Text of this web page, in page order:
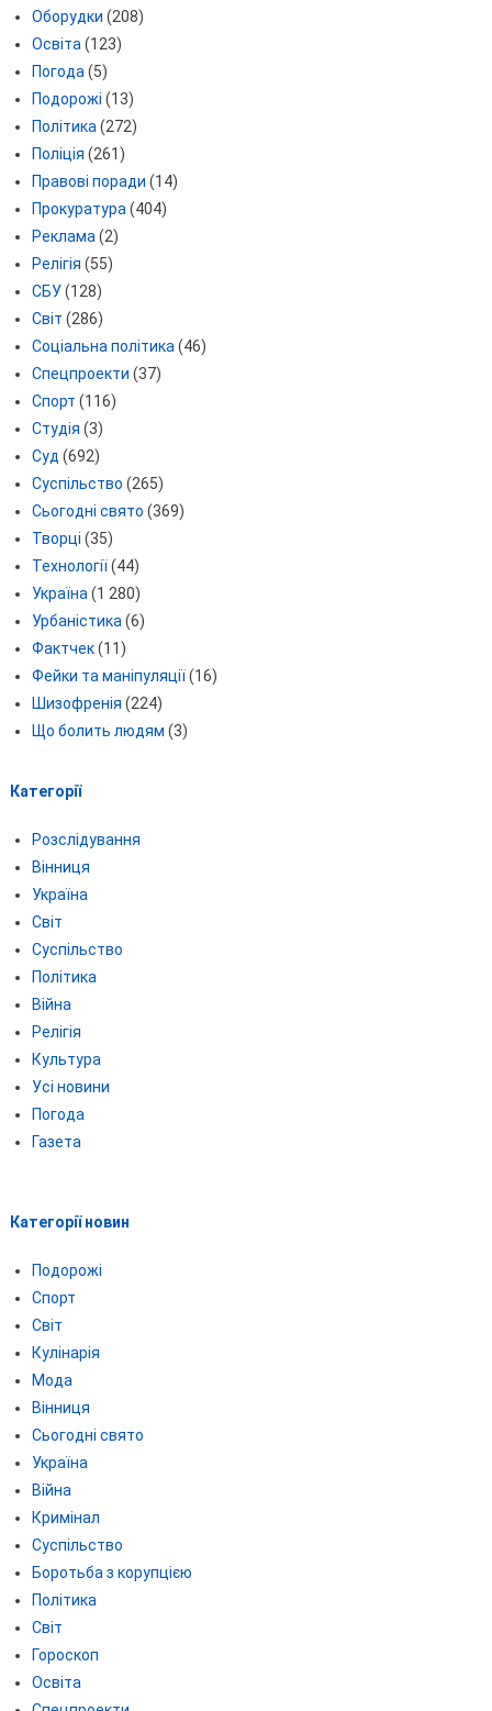
Оборудки (208)
Освіта(123)
Погода(5)
Подорожі (13)
Політика(272)
Поліція (261)
Правові поради (14)
Прокуратура(404)
Реклама(2)
Релігія (55)
СБУ(128)
Світ (286)
Соціальна політика(46)
Спецпроекти (37)
Спорт (116)
Студія (3)
Суд (692)
Суспільство (265)
Сьогодні свято (369)
Творці (35)
Технології(44)
Україна(1 280)
Урбаністика(6)
Фактчек(11)
Фейки та маніпуляції(16)
Шизофренія (224)
Що болить людям (3)
Категорії
Розслідування
Вінниця
Україна
Світ
Суспільство
Політика
Війна
Релігія
Культура
Усі новини
Погода
Газета
Категорії новин
Подорожі
Спорт
Світ
Кулінарія
Мода
Вінниця
Сьогодні свято
Україна
Війна
Кримінал
Суспільство
Боротьба з корупцією
Політика
Світ
Гороскоп
Освіта